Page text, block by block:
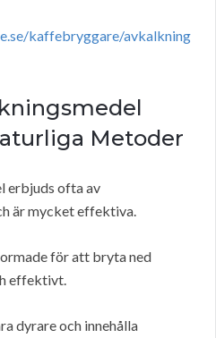
kaffebryggare/avkalkning
Metoder
erbjuds ofta av
är mycket effektiva.
för att bryta ned
effektivt.
dyrare och innehålla